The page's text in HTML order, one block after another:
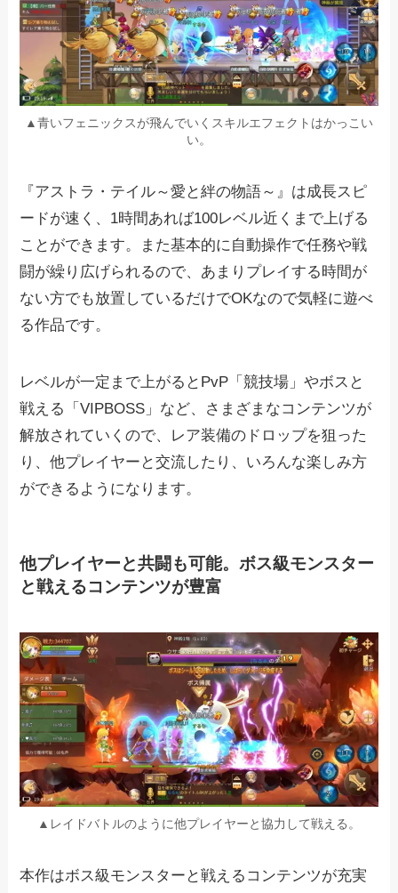
▲青いフェニックスが飛んでいくスキルエフェクトはかっこい
い。
『アストラ・テイル～愛と絆の物語～』は成長スピ
ードが速く、1時間あれば100レベル近くまで上げる
ことができます。また基本的に自動操作で任務や戦
闘が繰り広げられるので、あまりプレイする時間が
ない方でも放置しているだけでOKなので気軽に遊べ
る作品です。
レベルが一定まで上がるとPvP「競技場」やボスと
戦える「VIPBOSS」など、さまざまなコンテンツが
解放されていくので、レア装備のドロップを狙った
り、他プレイヤーと交流したり、いろんな楽しみ方
ができるようになります。
他プレイヤーと共闘も可能。ボス級モンスター
と戦えるコンテンツが豊富
▲レイドバトルのように他プレイヤーと協力して戦える。
本作はボス級モンスターと戦えるコンテンツが充実